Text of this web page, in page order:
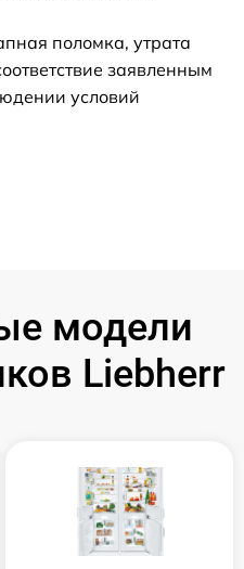
поломка, утрата
заявленным
условий
модели
Liebherr